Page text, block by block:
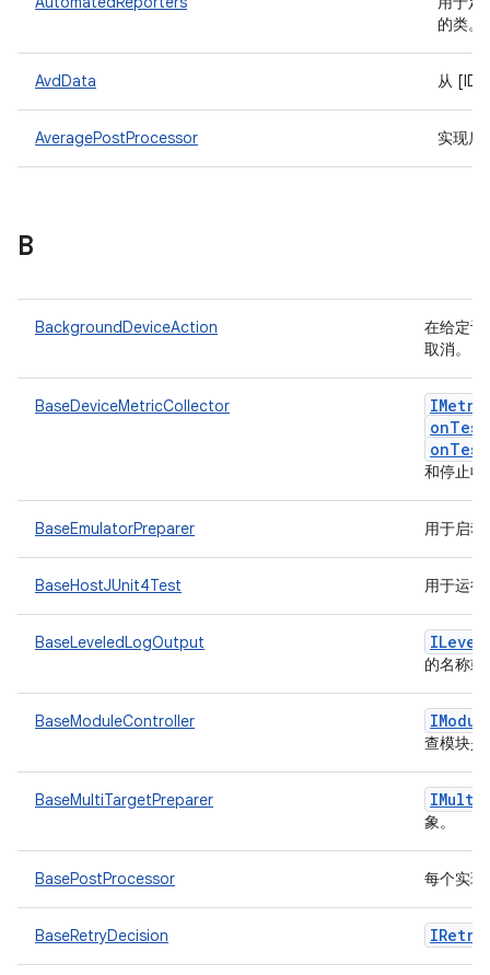
的类。
AvdData 从
AveragePostProcessor 实现后
B
BackgroundDeviceAction
在给定设
取消。
BaseDeviceMetricCollector
和停止
BaseEmulatorPreparer 用于启
BaseHostJUnit4Test 用于运
BaseLeveledLogOutput
的名称
BaseModuleController
查模块
BaseMultiTargetPreparer IMulti
象。
BasePostProcessor 每个实
BaseRetryDecision IRetry